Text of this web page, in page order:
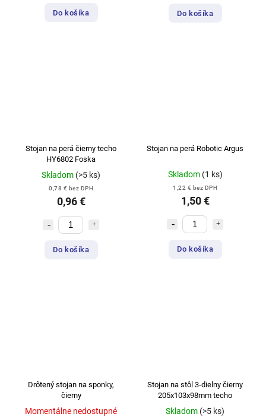
Do košíka Do košíka
Stojan na perá čierny techo
HY6802 Foska
Skladom (>5 ks)
0,78 € bez DPH
0,96 €
Do košíka
Stojan na perá Robotic Argus
Skladom (1 ks)
1,22 € bez DPH
1,50 €
Do košíka
Drôtený stojan na sponky,
čierny
Momentálne nedostupné
Stojan na stôl 3-dielny čierny
205x103x98mm techo
Skladom (>5 ks)